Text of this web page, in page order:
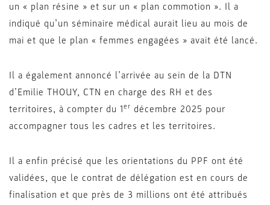
un « plan résine » et sur un « plan commotion ». Il a
indiqué qu’un séminaire médical aurait lieu au mois de
mai et que le plan « femmes engagées » avait été lancé.
Il a également annoncé l’arrivée au sein de la DTN
d’Emilie THOUY, CTN en charge des RH et des
territoires, à compter du 1er décembre 2025 pour
accompagner tous les cadres et les territoires.
Il a enfin précisé que les orientations du PPF ont été
validées, que le contrat de délégation est en cours de
finalisation et que près de 3 millions ont été attribués